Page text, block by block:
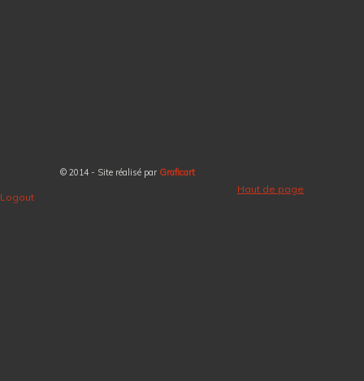
© 2014 - Site réalisé par Graficart
Haut de page
Logout